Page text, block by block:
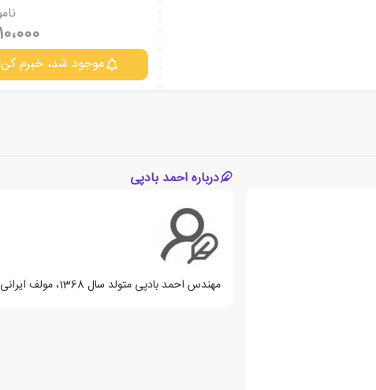
موجود شد، خبرم
درباره احمد بادپی
مهندس احمد بادپی متولد سال 1368، مولف ایرانی می باشد.